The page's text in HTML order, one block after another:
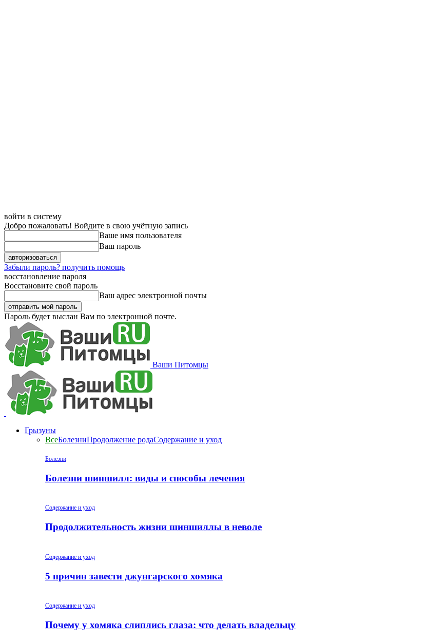
войти в систему
Добро пожаловать! Войдите в свою учётную запись
Ваше имя пользователя
Ваш пароль
Забыли пароль? получить помощь
восстановление пароля
Восстановите свой пароль
Ваш адрес электронной почты
Пароль будет выслан Вам по электронной почте.
Ваши Питомцы
Грызуны
ВсеБолезниПродолжение родаСодержание и уход
Болезни
Болезни шиншилл: виды и способы лечения
Содержание и уход
Продолжительность жизни шиншиллы в неволе
Содержание и уход
5 причин завести джунгарского хомяка
Содержание и уход
Почему у хомяка слиплись глаза: что делать владельцу